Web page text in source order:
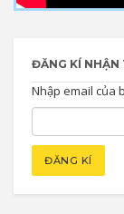
ĐĂNG KÍ NHẬN
Nhập email của